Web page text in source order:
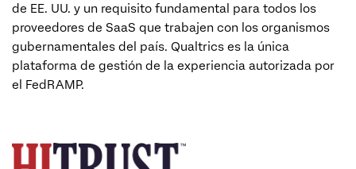
de EE. UU. y un requisito fundamental para todos los
proveedores de SaaS que trabajen con los organismos
gubernamentales del país. Qualtrics es la única
plataforma de gestión de la experiencia autorizada por
el FedRAMP.